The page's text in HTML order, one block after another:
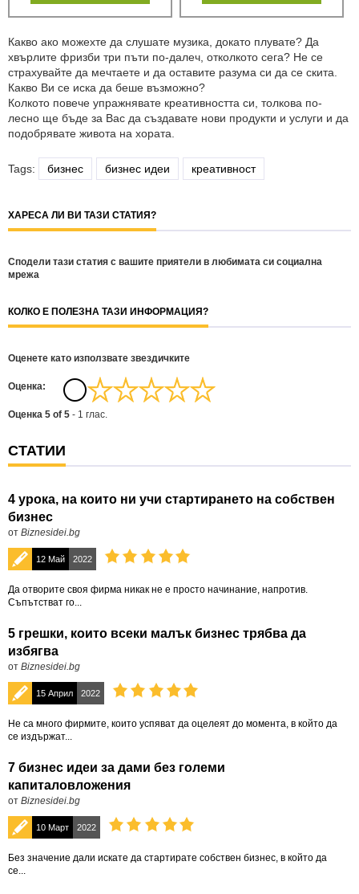
Какво ако можехте да слушате музика, докато плувате? Да
хвърлите фризби три пъти по-далеч, отколкото сега? Не се
страхувайте да мечтаете и да оставите разума си да се скита.
Какво Ви се иска да беше възможно?
Колкото повече упражнявате креативността си, толкова по-
лесно ще бъде за Вас да създавате нови продукти и услуги и да
подобрявате живота на хората.
Tags: бизнес бизнес идеи креативност
ХАРЕСА ЛИ ВИ ТАЗИ СТАТИЯ?
Сподели тази статия с вашите приятели в любимата си социална
мрежа
КОЛКО Е ПОЛЕЗНА ТАЗИ ИНФОРМАЦИЯ?
Оценете като използвате звездичките
Oценка:
Оценка 5 of 5 - 1 глас.
СТАТИИ
4 урока, на които ни учи стартирането на собствен
бизнес
от Biznesidei.bg
12 Май 2022
Да отворите своя фирма никак не е просто начинание, напротив.
Съпътстват го...
5 грешки, които всеки малък бизнес трябва да
избягва
от Biznesidei.bg
15 Април 2022
Не са много фирмите, които успяват да оцелеят до момента, в който да
се издържат...
7 бизнес идеи за дами без големи
капиталовложения
от Biznesidei.bg
10 Март 2022
Без значение дали искате да стартирате собствен бизнес, в който да
се...